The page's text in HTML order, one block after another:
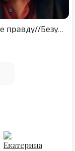
Прилучный/Мельникова//Соври мне правду//Безумный